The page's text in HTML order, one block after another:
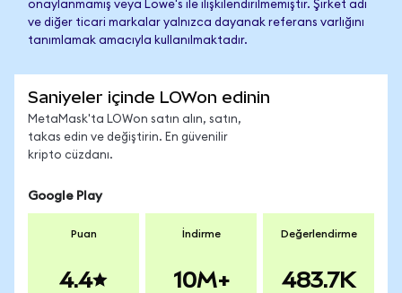
onaylanmamış veya Lowe's ile ilişkilendirilmemiştir. Şirket adı
ve diğer ticari markalar yalnızca dayanak referans varlığını
tanımlamak amacıyla kullanılmaktadır.
Saniyeler içinde LOWon edinin
MetaMask'ta LOWon satın alın, satın,
takas edin ve değiştirin. En güvenilir
kripto cüzdanı.
Google Play
Puan
4.4
İndirme
10M+
Değerlendirme
483.7K